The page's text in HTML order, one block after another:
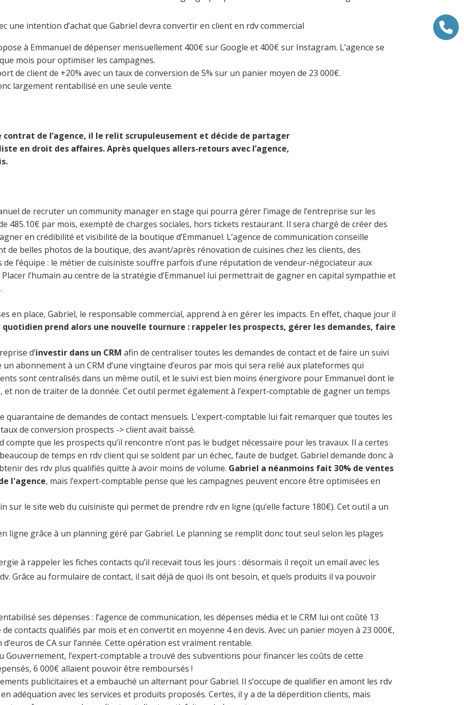
une intention d’achat que Gabriel devra convertir en client en rdv commercial
à Emmanuel de dépenser mensuellement 400€ sur Google et 400€ sur Instagram. L’agence se
mois pour optimiser les campagnes.
de client de +20% avec un taux de conversion de 5% sur un panier moyen de 23 000€.
largement rentabilisé en une seule vente.
de l’agence, il le relit scrupuleusement et décide de partager
en droit des affaires. Après quelques allers-retours avec l’agence,
de recruter un community manager en stage qui pourra gérer l’image de l’entreprise sur les
485.10€ par mois, exempté de charges sociales, hors tickets restaurant. Il sera chargé de créer des
en crédibilité et visibilité de la boutique d’Emmanuel. L’agence de communication conseille
de belles photos de la boutique, des avant/après rénovation de cuisines chez les clients, des
l’équipe : le métier de cuisiniste souffre parfois d’une réputation de vendeur-négociateur aux
l’humain au centre de la stratégie d’Emmanuel lui permettrait de gagner en capital sympathie et
en place, Gabriel, le responsable commercial, apprend à en gérer les impacts. En effet, chaque jour il
quotidien prend alors une nouvelle tournure : rappeler les prospects, gérer les demandes, faire
d’investir dans un CRM afin de centraliser toutes les demandes de contact et de faire un suivi
abonnement à un CRM d’une vingtaine d’euros par mois qui sera relié aux plateformes qui
sont centralisés dans un même outil, et le suivi est bien moins énergivore pour Emmanuel dont le
non de traiter de la donnée. Cet outil permet également à l’expert-comptable de gagner un temps
de demandes de contact mensuels. L’expert-comptable lui fait remarquer que toutes les
de conversion prospects -> client avait baissé.
compte que les prospects qu’il rencontre n’ont pas le budget nécessaire pour les travaux. Il a certes
de temps en rdv client qui se soldent par un échec, faute de budget. Gabriel demande donc à
des rdv plus qualifiés quitte à avoir moins de volume. Gabriel a néanmoins fait 30% de ventes
l'agence, mais l’expert-comptable pense que les campagnes peuvent encore être optimisées en
sur le site web du cuisiniste qui permet de prendre rdv en ligne (qu’elle facture 180€). Cet outil a un
ligne grâce à un planning géré par Gabriel. Le planning se remplit donc tout seul selon les plages
à rappeler les fiches contacts qu’il recevait tous les jours : désormais il reçoit un email avec les
Grâce au formulaire de contact, il sait déjà de quoi ils ont besoin, et quels produits il va pouvoir
ses dépenses : l’agence de communication, les dépenses média et le CRM lui ont coûté 13
contacts qualifiés par mois et en convertit en moyenne 4 en devis. Avec un panier moyen à 23 000€,
de CA sur l’année. Cette opération est vraiment rentable.
Gouvernement, l’expert-comptable a trouvé des subventions pour financer les coûts de cette
6 000€ allaient pouvoir être remboursés !
publicitaires et a embauché un alternant pour Gabriel. Il s’occupe de qualifier en amont les rdv
adéquation avec les services et produits proposés. Certes, il y a de la déperdition clients, mais